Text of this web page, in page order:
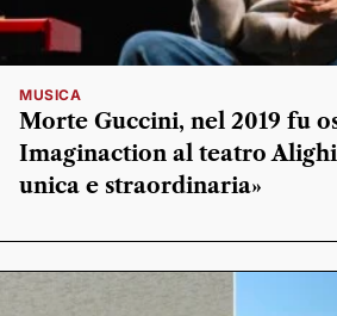
MUSICA
Morte Guccini, nel 2019 fu
Imaginaction al teatro
unica e straordinaria»